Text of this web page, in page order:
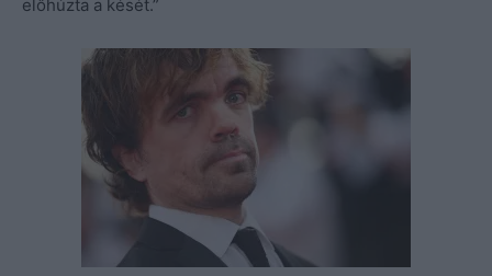
előhúzta a kését.”